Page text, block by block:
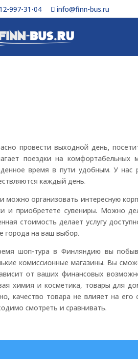
997-31-04 info@finn-bus.ru
провести выходной день,
поездки на комфортабельных
время в пути удобным. У нас
каждый день.
можно организовать интересную
и приобретете сувениры. Можно
стоимость делает услугу
города на ваш выбор.
шоп-тура в Финляндию вы
комиссионные магазины. Вы
от ваших финансовых
химия и косметика, товары для
качество товара не влияет на
смотреть и сравнивать.